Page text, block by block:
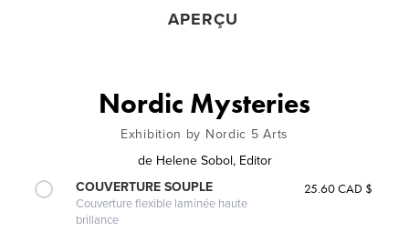
APERÇU
Nordic Mysteries
Exhibition by Nordic 5 Arts
de Helene Sobol, Editor
COUVERTURE SOUPLE
Couverture flexible laminée haute
brillance
25.60 CAD $